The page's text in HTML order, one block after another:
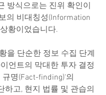
방식으로는 진위 확인이
의 비대칭성(Information
황이었습니다.
을 단순한 정보 수집 단계
언트의 막대한 투자 결정
명(Fact-finding)'의
하고, 현지 법률 및 관습의